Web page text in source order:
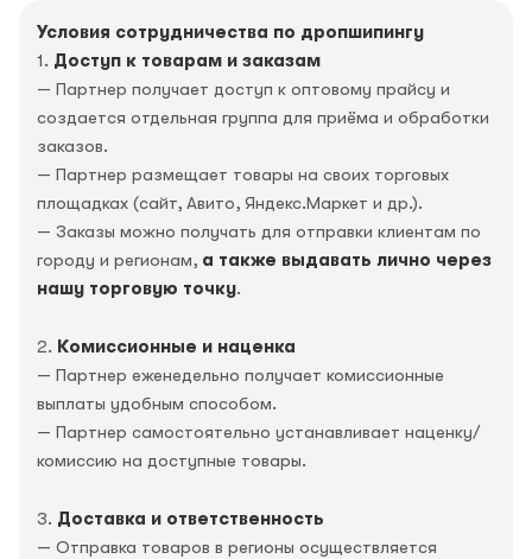
Условия сотрудничества по дропшипингу
1. Доступ к товарам и заказам
— Партнер получает доступ к оптовому прайсу и
создается отдельная группа для приёма и обработки
заказов.
— Партнер размещает товары на своих торговых
площадках (сайт, Авито, Яндекс.Маркет и др.).
— Заказы можно получать для отправки клиентам по
городу и регионам, а также выдавать лично через
нашу торговую точку.
2. Комиссионные и наценка
— Партнер еженедельно получает комиссионные
выплаты удобным способом.
— Партнер самостоятельно устанавливает наценку/
комиссию на доступные товары.
3. Доставка и ответственность
— Отправка товаров в регионы осуществляется